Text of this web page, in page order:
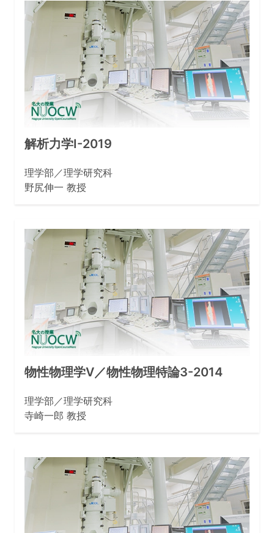
解析力学Ⅰ-2019
理学部／理学研究科
野尻伸一 教授
物性物理学V／物性物理特論3-2014
理学部／理学研究科
寺崎一郎 教授